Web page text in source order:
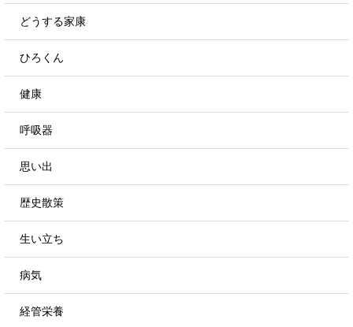
どうする家康
ひろくん
健康
呼吸器
思い出
歴史散策
生い立ち
病気
経管栄養